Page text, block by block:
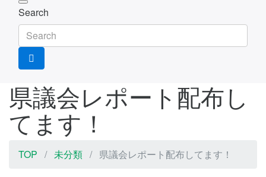
Toggle
navigation
Search
県議会レポート配布し
てます！
TOP 未分類 県議会レポート配布してます！